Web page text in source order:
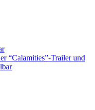
“Calamities”-Trailer und